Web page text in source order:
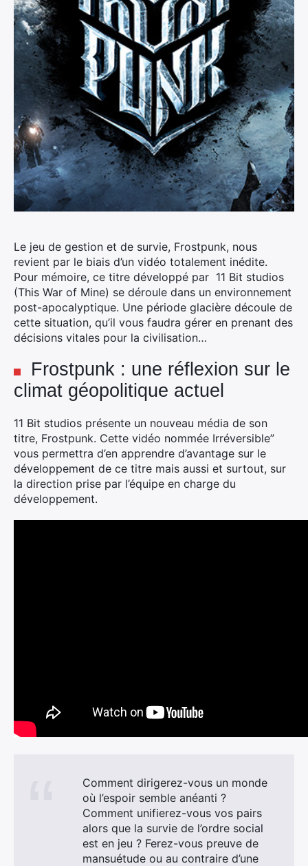
Le jeu de gestion et de survie, Frostpunk, nous
revient par le biais d’un vidéo totalement inédite.
Pour mémoire, ce titre développé par 11 Bit studios
(This War of Mine) se déroule dans un environnement
post-apocalyptique. Une période glacière découle de
cette situation, qu’il vous faudra gérer en prenant des
décisions vitales pour la civilisation…
Frostpunk : une réflexion sur le
climat géopolitique actuel
11 Bit studios présente un nouveau média de son
titre, Frostpunk. Cette vidéo nommée Irréversible”
vous permettra d’en apprendre d’avantage sur le
développement de ce titre mais aussi et surtout, sur
la direction prise par l’équipe en charge du
développement.
Comment dirigerez-vous un monde
où l’espoir semble anéanti ?
Comment unifierez-vous vos pairs
alors que la survie de l’ordre social
est en jeu ? Ferez-vous preuve de
mansuétude ou au contraire d’une